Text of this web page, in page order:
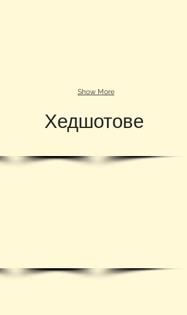
Show More
Хедшотове